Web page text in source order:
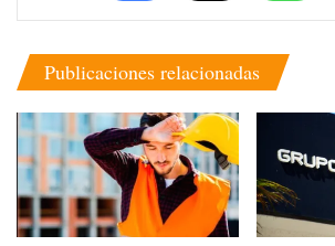
Publicaciones relacionadas